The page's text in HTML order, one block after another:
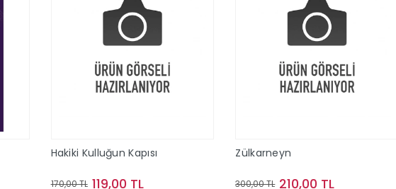
Hakiki Kulluğun Kapısı
170,00 TL 119,00 TL
Zülkarneyn
300,00 TL 210,00 TL